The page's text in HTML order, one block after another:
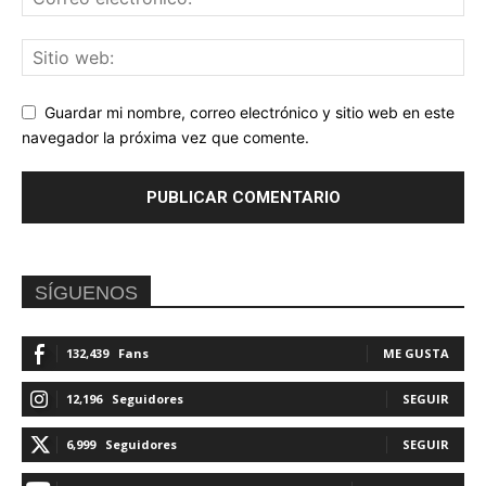
Guardar mi nombre, correo electrónico y sitio web en este
navegador la próxima vez que comente.
SÍGUENOS
132,439 Fans ME GUSTA
12,196 Seguidores SEGUIR
6,999 Seguidores SEGUIR